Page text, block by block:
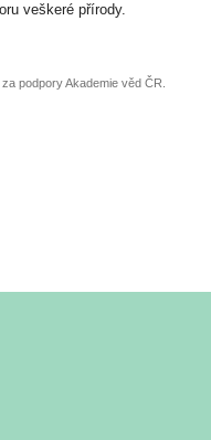
veškeré přírody.
podpory Akademie věd ČR.